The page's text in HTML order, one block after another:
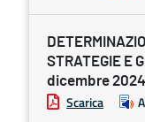
STRATEGIE E
dicembre
Scarica